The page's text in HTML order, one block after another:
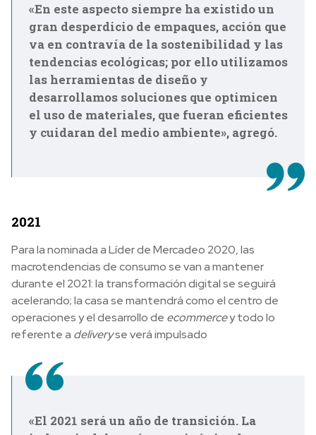
«En este aspecto siempre ha existido un
gran desperdicio de empaques, acción que
va en contravía de la sostenibilidad y las
tendencias ecológicas; por ello utilizamos
las herramientas de diseño y
desarrollamos soluciones que optimicen
el uso de materiales, que fueran eficientes
y cuidaran del medio ambiente», agregó.
2021
Para la nominada a Líder de Mercadeo 2020, las
macrotendencias de consumo se van a mantener
durante el 2021: la transformación digital se seguirá
acelerando; la casa se mantendrá como el centro de
operaciones y el desarrollo de ecommercey todo lo
referente a deliveryse verá impulsado
«El 2021 será un año de transición. La